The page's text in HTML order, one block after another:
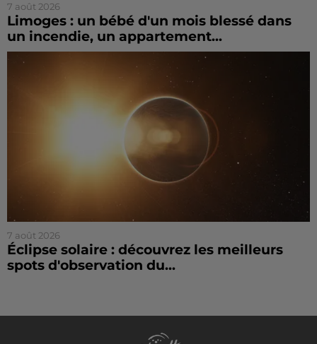
7 août 2026
Limoges : un bébé d'un mois blessé dans
un incendie, un appartement...
7 août 2026
Éclipse solaire : découvrez les meilleurs
spots d'observation du...